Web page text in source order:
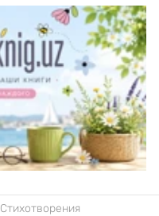
Стихотворения